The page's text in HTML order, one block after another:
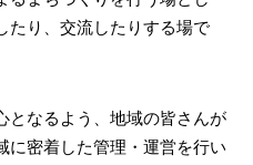
たり、交流したりする場で
となるよう、地域の皆さんが
に密着した管理・運営を行い